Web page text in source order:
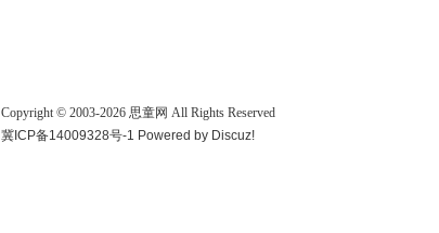
Copyright © 2003-2026 思童网 All Rights Reserved
冀ICP备14009328号-1 Powered by Discuz!